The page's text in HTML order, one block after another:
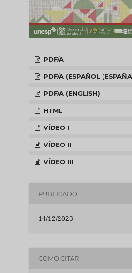
PDF/A
PDF/A (ESPAÑOL
PDF/A (ENGLISH)
HTML
VÍDEO I
VÍDEO II
VÍDEO III
PUBLICADO
14/12/2023
COMO CITAR